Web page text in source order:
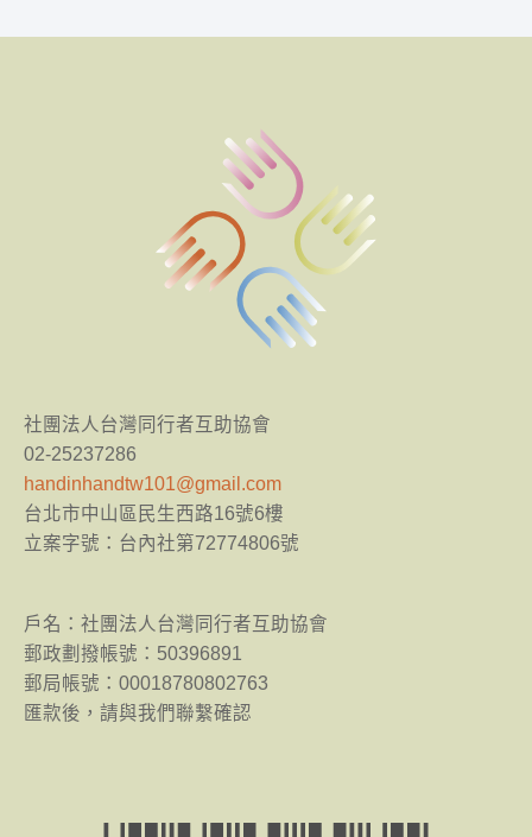
社團法人台灣同行者互助協會
02-25237286
handinhandtw101@gmail.com
台北市中山區民生西路16號6樓
立案字號：台內社第72774806號
​戶名：社團法人台灣同行者互助協會
郵政劃撥帳號：50396891
郵局帳號：00018780802763
匯款後，請與我們聯繫確認